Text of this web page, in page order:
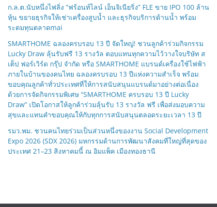
ก.ล.ต.นับหนึ่งไฟลิ่ง “ฟร้อนท์ไลน์ เอ็นจิเนียริ่ง” FLE ขาย IPO 100 ล้าน
หุ้น ขยายธุรกิจให้เช่าเครื่องสูบน้ำ และธุรกิจบริการด้านน้ำ พร้อม
ระดมทุนตลาดmai
SMARTHOME ฉลองครบรอบ 13 ปี จัดใหญ่! ชวนลูกค้าร่วมกิจกรรม
Lucky Draw ลุ้นรับฟรี 13 รางวัล ตอบแทนทุกความไว้วางใจบริษัท ส
เต็ป ฟอร์เวิร์ด กรุ๊ป จำกัด หรือ SMARTHOME แบรนด์เครื่องใช้ไฟฟ้า
ภายในบ้านของคนไทย ฉลองครบรอบ 13 ปีแห่งความสำเร็จ พร้อม
ขอบคุณลูกค้าทั่วประเทศที่ให้การสนับสนุนแบรนด์มาอย่างต่อเนื่อง
ด้วยการจัดกิจกรรมพิเศษ “SMARTHOME ครบรอบ 13 ปี Lucky
Draw” เปิดโอกาสให้ลูกค้าร่วมลุ้นรับ 13 รางวัล ฟรี เพื่อส่งมอบความ
สุขและแทนคำขอบคุณให้กับทุกการสนับสนุนตลอดระยะเวลา 13 ปี
รมว.พม. ชวนคนไทยร่วมเป็นส่วนหนึ่งของงาน Social Development
Expo 2026 (SDX 2026) มหกรรมด้านการพัฒนาสังคมที่ใหญ่ที่สุดของ
ประเทศ 21–23 สิงหาคมนี้ ณ อิมแพ็ค เมืองทองธานี